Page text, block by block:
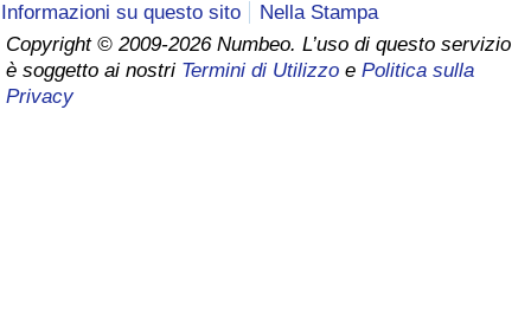
Informazioni su questo sito
Nella Stampa
Copyright © 2009-2026 Numbeo. L’uso di questo servizio
è soggetto ai nostri Termini di Utilizzo e Politica sulla
Privacy
Indice del Tasso di Criminalità (Corrente)
Indice della Criminalità